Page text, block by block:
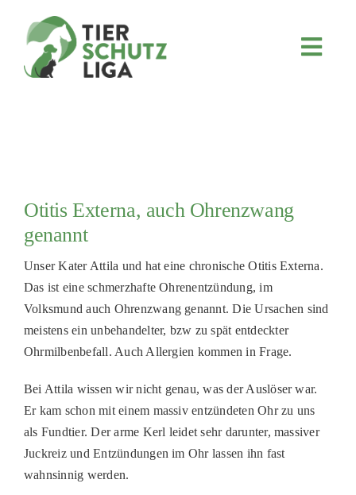
FÖRDERN & VERERBEN
KOOPERATIONEN
TIERHEIMTIERE
TIERHEIME
HELFER WERDEN
Otitis Externa, auch Ohrenzwang
genannt
Unser Kater Attila und hat eine chronische Otitis Externa.
Das ist eine schmerzhafte Ohrenentzündung, im
Volksmund auch Ohrenzwang genannt. Die Ursachen sind
meistens ein unbehandelter, bzw zu spät entdeckter
Ohrmilbenbefall. Auch Allergien kommen in Frage.
Bei Attila wissen wir nicht genau, was der Auslöser war.
Er kam schon mit einem massiv entzündeten Ohr zu uns
als Fundtier. Der arme Kerl leidet sehr darunter, massiver
Juckreiz und Entzündungen im Ohr lassen ihn fast
wahnsinnig werden.